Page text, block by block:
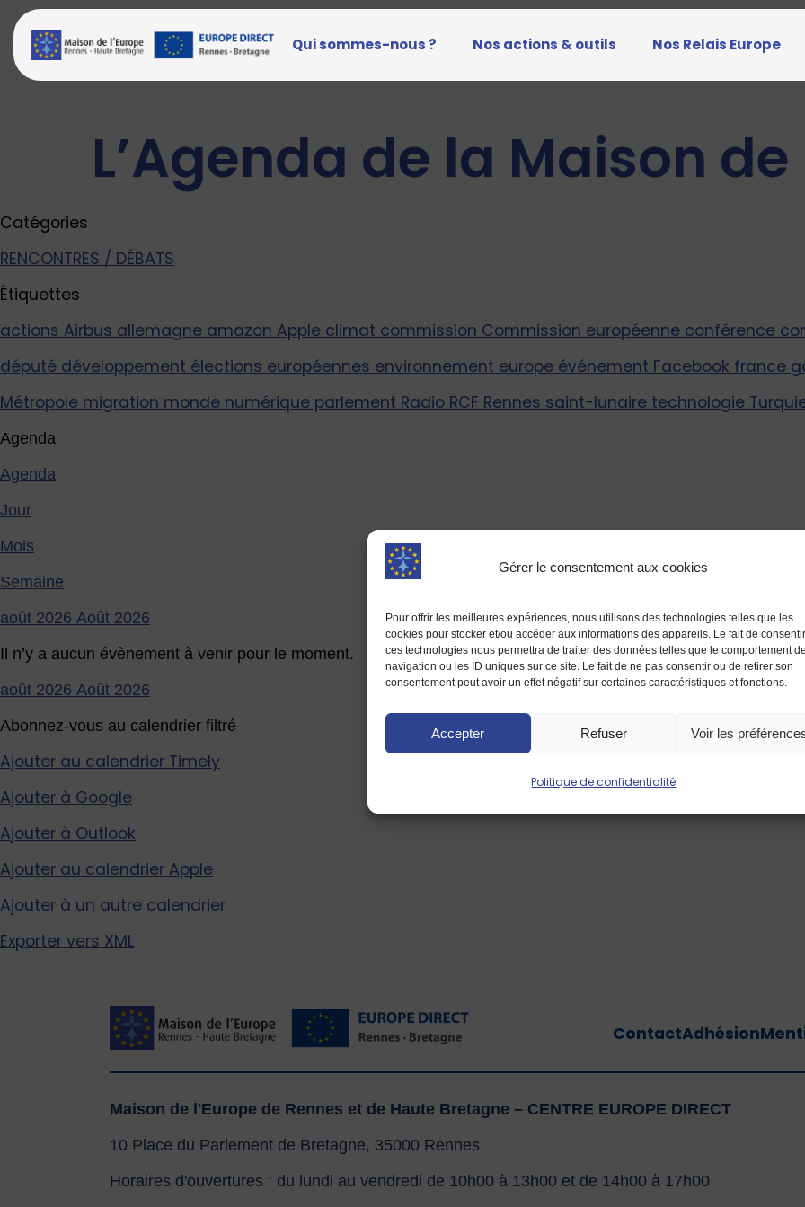
Gérer le consentement aux cookies
Pour offrir les meilleures expériences, nous utilisons des technologies telles que les
cookies pour stocker et/ou accéder aux informations des appareils. Le fait de
ces technologies nous permettra de traiter des données telles que le comportement de
navigation ou les ID uniques sur ce site. Le fait de ne pas consentir ou de retirer son
consentement peut avoir un effet négatif sur certaines caractéristiques et fonctions.
Accepter Refuser Voir les
Politique de confidentialité
Qui sommes-nous ? Nos actions & outils Nos Relais Europe
L’Agenda de la Maison de
Catégories
RENCONTRES / DÉBATS
Étiquettes
actions Airbus allemagne amazon Apple climat commission Commission européenne conférence
député développement élections européennes environnement europe événement Facebook france
Métropole migration monde numérique parlement Radio RCF Rennes saint-lunaire technologie
Agenda
Agenda
Jour
Mois
Semaine
août 2026 Août 2026
Il n’y a aucun évènement à venir pour le moment.
août 2026 Août 2026
Abonnez-vous au calendrier filtré
Ajouter au calendrier Timely
Ajouter à Google
Ajouter à Outlook
Ajouter au calendrier Apple
Ajouter à un autre calendrier
Exporter vers XML
ContactAdhésion
Maison de l'Europe de Rennes et de Haute Bretagne – CENTRE EUROPE DIRECT
10 Place du Parlement de Bretagne, 35000 Rennes
Horaires d'ouvertures : du lundi au vendredi de 10h00 à 13h00 et de 14h00 à 17h00